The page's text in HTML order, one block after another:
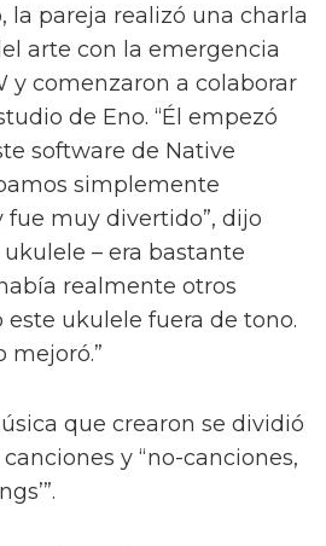
la pareja realizó una charla
arte con la emergencia
y comenzaron a colaborar
de Eno. “Él empezó
software de Native
simplemente
muy divertido”, dijo
ukulele – era bastante
realmente otros
ukulele fuera de tono.
mejoró.”
que crearon se dividió
y “no-canciones,